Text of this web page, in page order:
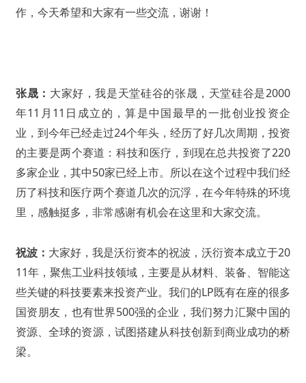
作，今天希望和大家有一些交流，谢谢！
张晟： 大家好，我是天堂硅谷的张晟，天堂硅谷是2000
年11月11日成立的，算是中国最早的一批创业投资企
业，到今年已经走过24个年头，经历了好几次周期，投资
的主要是两个赛道：科技和医疗，到现在总共投资了220
多家企业，其中50家已经上市。所以在这个过程中我们经
历了科技和医疗两个赛道几次的沉浮，在今年特殊的环境
里，感触挺多，非常感谢有机会在这里和大家交流。
祝波： 大家好，我是沃衍资本的祝波，沃衍资本成立于20
11年，聚焦工业科技领域，主要是从材料、装备、智能这
些关键的科技要素来投资产业。我们的LP既有在座的很多
国资朋友，也有世界500强的企业，我们努力汇聚中国的
资源、全球的资源，试图搭建从科技创新到商业成功的桥
梁。